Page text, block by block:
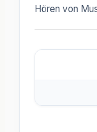
Hören von